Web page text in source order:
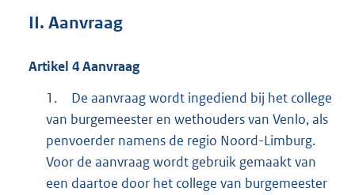
II. Aanvraag
Artikel 4Aanvraag
1.
De aanvraag wordt ingediend bij het college
van burgemeester en wethouders van Venlo, als
penvoerder namens de regio Noord-Limburg.
Voor de aanvraag wordt gebruik gemaakt van
een daartoe door het college van burgemeester